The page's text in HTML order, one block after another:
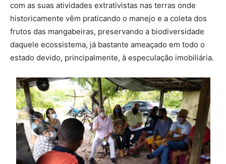
com as suas atividades extrativistas nas terras onde
historicamente vêm praticando o manejo e a coleta dos
frutos das mangabeiras, preservando a biodiversidade
daquele ecossistema, já bastante ameaçado em todo o
estado devido, principalmente, à especulação imobiliária.